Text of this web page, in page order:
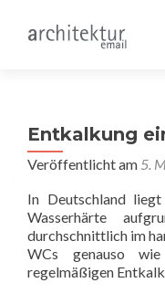
Entkalkung
Veröffentlicht am 5.
In Deutschland
Wasserhärte
durchschnittlich im
WCs genauso
regelmäßigen